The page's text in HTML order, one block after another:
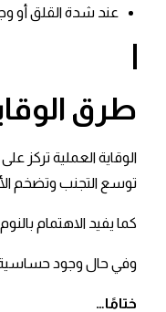
عند شدة القلق أو
طرق
الوقاية العملية تركز
توسع التجنب وتضخم
كما يفيد الاهتمام
وفي حال وجود حساسية
ختامًا…